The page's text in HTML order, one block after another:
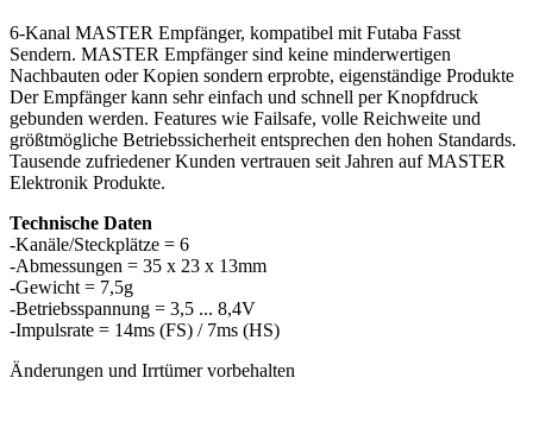
6-Kanal MASTER Empfänger, kompatibel mit Futaba Fasst
Sendern. MASTER Empfänger sind keine minderwertigen
Nachbauten oder Kopien sondern erprobte, eigenständige Produkte
Der Empfänger kann sehr einfach und schnell per Knopfdruck
gebunden werden. Features wie Failsafe, volle Reichweite und
größtmögliche Betriebssicherheit entsprechen den hohen Standards.
Tausende zufriedener Kunden vertrauen seit Jahren auf MASTER
Elektronik Produkte.
Technische Daten
-Kanäle/Steckplätze = 6
-Abmessungen = 35 x 23 x 13mm
-Gewicht = 7,5g
-Betriebsspannung = 3,5 ... 8,4V
-Impulsrate = 14ms (FS) / 7ms (HS)
Änderungen und Irrtümer vorbehalten